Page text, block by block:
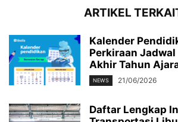
ARTIKEL
Kalender
Perkiraan
Akhir Tahun
NEWS 21/06/2026
Daftar Lengkap